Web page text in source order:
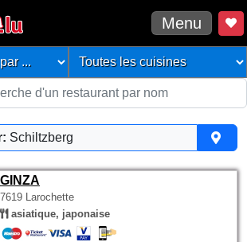
Menu
Schiltzberg
GINZA
7619 Larochette
asiatique, japonaise